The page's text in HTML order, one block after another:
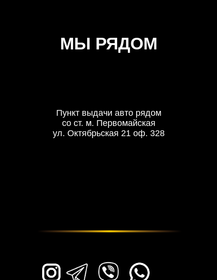
МЫ РЯДОМ
Пункт выдачи авто рядом
со ст. м. Первомайская
ул. Октябрьская 21 оф. 328